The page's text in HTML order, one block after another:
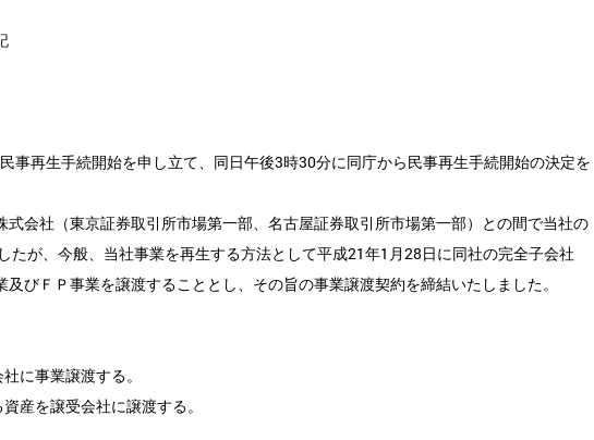
再生手続開始を申し立て、同日午後3時30分に同庁から民事再生手続開始の決定を
会社（東京証券取引所市場第一部、名古屋証券取引所市場第一部）との間で当社の
が、今般、当社事業を再生する方法として平成21年1月28日に同社の完全子会社
びＦＰ事業を譲渡することとし、その旨の事業譲渡契約を締結いたしました。
に事業譲渡する。
産を譲受会社に譲渡する。